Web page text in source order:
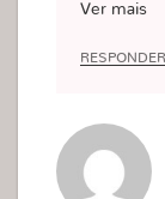
Ver mais
RESPONDER